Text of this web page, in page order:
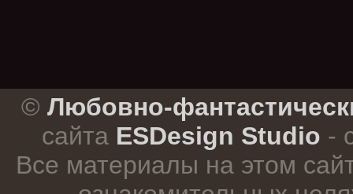
© Любовно-
сайта ESDesign Studio -
Все материалы на этом